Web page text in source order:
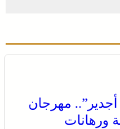
أجدير”.. مهرجان
ورهانات